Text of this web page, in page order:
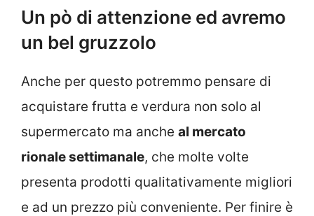
Un pò di attenzione ed avremo
un bel gruzzolo
Anche per questo potremmo pensare di
acquistare frutta e verdura non solo al
supermercato ma anche al mercato
rionale settimanale, che molte volte
presenta prodotti qualitativamente migliori
e ad un prezzo più conveniente. Per finire è